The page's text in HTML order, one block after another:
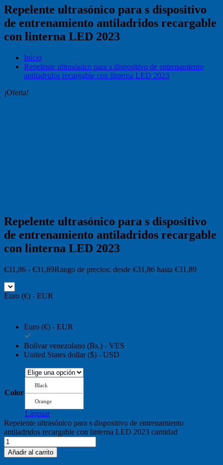
Repelente ultrasónico para s dispositivo
de entrenamiento antiladridos recargable
con linterna LED 2023
Inicio
Repelente ultrasónico para s dispositivo de entrenamiento
antiladridos recargable con linterna LED 2023
¡Oferta!
Repelente ultrasónico para s dispositivo
de entrenamiento antiladridos recargable
con linterna LED 2023
€31,86 - €31,89Rango de precios: desde €31,86 hasta €31,89
Euro (€) - EUR
Euro (€) - EUR
Bolívar venezolano (Bs.) - VES
United States dollar ($) - USD
Color
Black
Orange
Limpiar
Repelente ultrasónico para s dispositivo de entrenamiento
antiladridos recargable con linterna LED 2023 cantidad
Añadir al carrito